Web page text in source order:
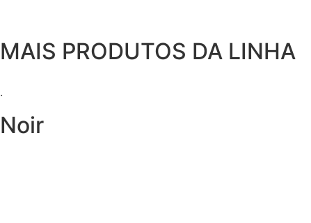
MAIS PRODUTOS DA LINHA
.
Noir